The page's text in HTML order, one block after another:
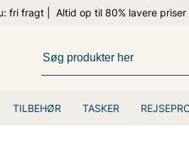
fri fragt | Altid op til 80% lavere priser
TILBEHØR TASKER